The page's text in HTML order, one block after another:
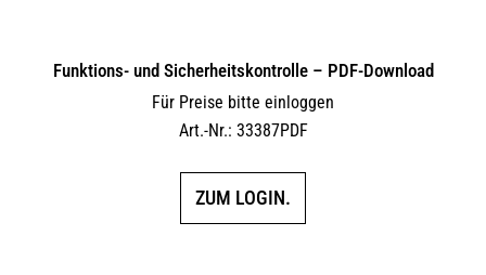
Funktions- und Sicherheitskontrolle – PDF-Download
Für Preise bitte einloggen
Art.-Nr.: 33387PDF
ZUM LOGIN.